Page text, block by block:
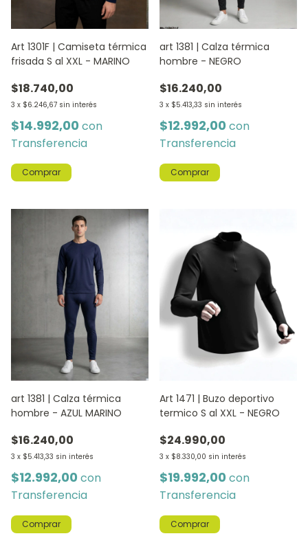
Art 1301F | Camiseta térmica
frisada S al XXL - MARINO
$18.740,00
3 x $6.246,67 sin interés
$14.992,00 con
Transferencia
Comprar
art 1381 | Calza térmica
hombre - NEGRO
$16.240,00
3 x $5.413,33 sin interés
$12.992,00 con
Transferencia
Comprar
art 1381 | Calza térmica
hombre - AZUL MARINO
$16.240,00
3 x $5.413,33 sin interés
$12.992,00 con
Transferencia
Comprar
Art 1471 | Buzo deportivo
termico S al XXL - NEGRO
$24.990,00
3 x $8.330,00 sin interés
$19.992,00 con
Transferencia
Comprar